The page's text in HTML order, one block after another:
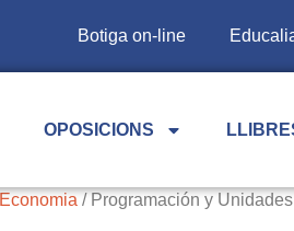
Botiga on-line
OPOSICIONS
Economia / Programación y